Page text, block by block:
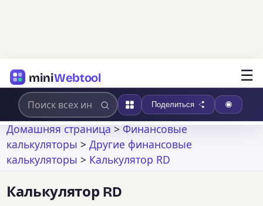
miniWebtool ☰
Поделиться
Домашняя страница>Финансовые
калькуляторы >Другие финансовые
калькуляторы > Калькулятор RD
Калькулятор RD